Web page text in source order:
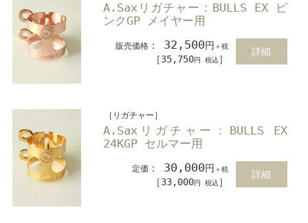
A.Saxリガチャー：BULLS EX ピ
ンクGP メイヤー用
販売価格 ： 32,500円 ＋税
［35,750円 税込 ］
詳細
［リガチャー］
A.Saxリガチャー：BULLS EX
24KGP セルマー用
定価 ： 30,000円 ＋税
［33,000円 税込 ］
詳細